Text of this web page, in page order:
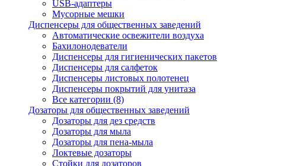
USB-адаптеры
Мусорные мешки
Диспенсеры для общественных заведений
Автоматические освежители воздуха
Бахилонодеватели
Диспенсеры для гигиенических пакетов
Диспенсеры для салфеток
Диспенсеры листовых полотенец
Диспенсеры покрытий для унитаза
Все категории (8)
Дозаторы для общественных заведений
Дозаторы для дез средств
Дозаторы для мыла
Дозаторы для пена-мыла
Локтевые дозаторы
Стойки для дозаторов